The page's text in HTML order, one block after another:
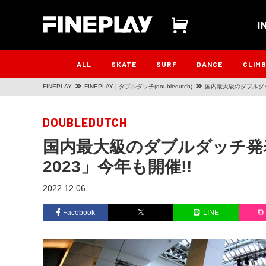
ALL SKATE SURF DANCE CLIMB
FINEPLAY FINEPLAY | ダブルダッチ(doubledutch) 国内最大級のダブル
DOUBLEDUTCH
国内最大級のダブルダッチ
2023」今年も開催!!
2022.12.06
Facebook LINE